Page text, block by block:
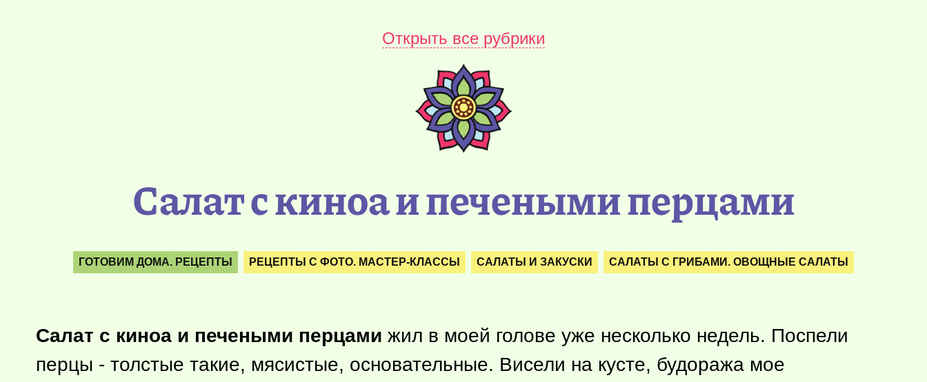
Открыть все рубрики
Салат с киноа и печеными перцами
ГОТОВИМ ДОМА. РЕЦЕПТЫ РЕЦЕПТЫ С ФОТО. МАСТЕР-КЛАССЫ САЛАТЫ И ЗАКУСКИ САЛАТЫ С ГРИБАМИ. ОВОЩНЫЕ САЛАТЫ
Салат с киноа и печеными перцами жил в моей голове уже несколько недель. Поспели
перцы - толстые такие, мясистые, основательные. Висели на кусте, будоража мое